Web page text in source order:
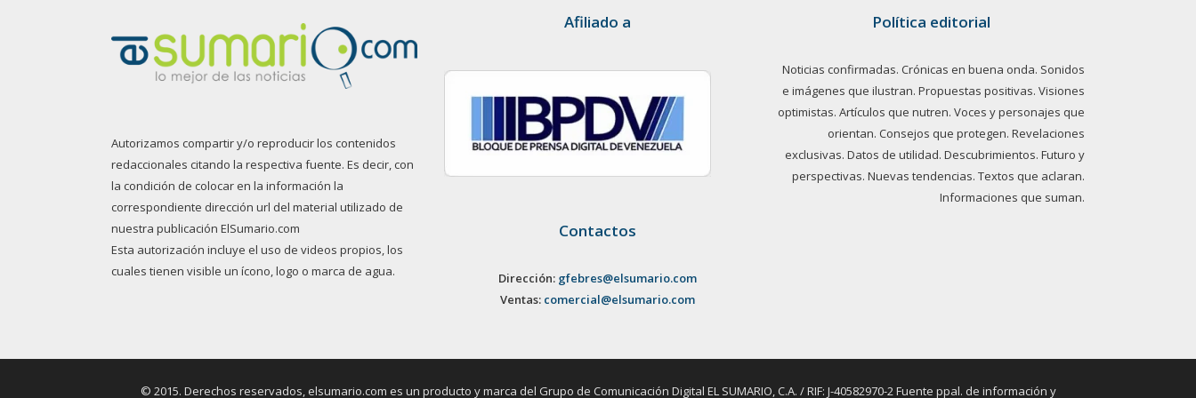
Autorizamos compartir y/o reproducir los contenidos
redaccionales citando la respectiva fuente. Es decir, con
la condición de colocar en la información la
correspondiente dirección url del material utilizado de
nuestra publicación ElSumario.com
Esta autorización incluye el uso de videos propios, los
cuales tienen visible un ícono, logo o marca de agua.
Afiliado a
Contactos
Dirección: gfebres@elsumario.com
Ventas: comercial@elsumario.com
Política editorial
Noticias confirmadas. Crónicas en buena onda. Sonidos
e imágenes que ilustran. Propuestas positivas. Visiones
optimistas. Artículos que nutren. Voces y personajes que
orientan. Consejos que protegen. Revelaciones
exclusivas. Datos de utilidad. Descubrimientos. Futuro y
perspectivas. Nuevas tendencias. Textos que aclaran.
Informaciones que suman.
© 2015. Derechos reservados, elsumario.com es un producto y marca del Grupo de Comunicación Digital EL SUMARIO, C.A. / RIF: J-40582970-2 Fuente ppal. de información y